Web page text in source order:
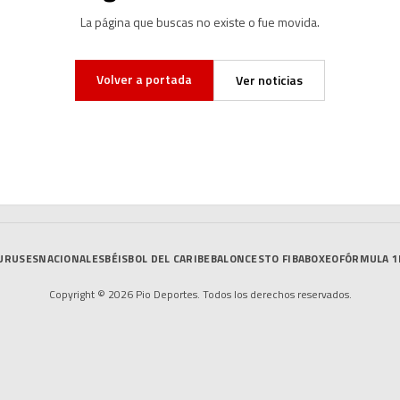
La página que buscas no existe o fue movida.
Volver a portada Ver noticias
NACIONALESBÉISBOL DEL CARIBEBALONCESTO FIBABOXEOFÓRMULA 1
Copyright © 2026 Pio Deportes. Todos los derechos reservados.